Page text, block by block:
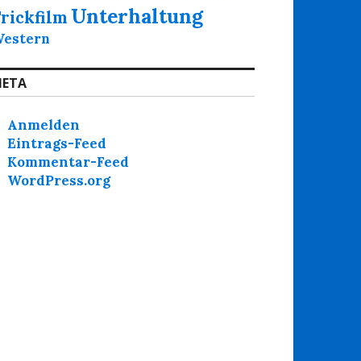
Unterhaltung
Anmelden
Eintrags-Feed
Kommentar-Feed
WordPress.org